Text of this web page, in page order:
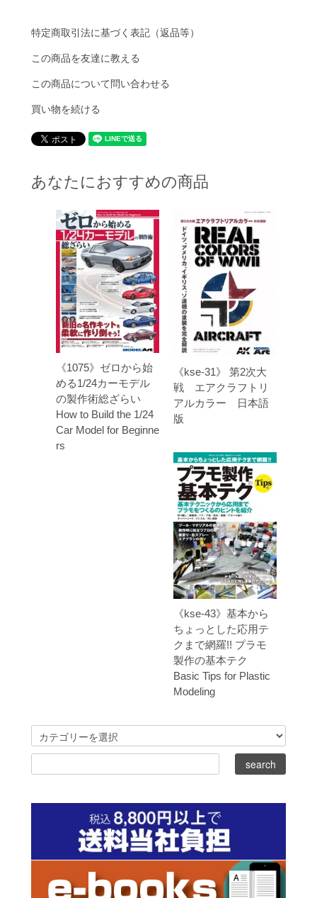
特定商取引法に基づく表記（返品等）
この商品を友達に教える
この商品について問い合わせる
買い物を続ける
あなたにおすすめの商品
《1075》ゼロから始
める1/24カーモデル
の製作術総ざらい
How to Build the 1/24
Car Model for Beginne
rs
《kse-31》 第2次大
戦 エアクラフトリ
アルカラー 日本語
版
《kse-43》基本から
ちょっとした応用テ
クまで網羅!! プラモ
製作の基本テク
Basic Tips for Plastic
Modeling